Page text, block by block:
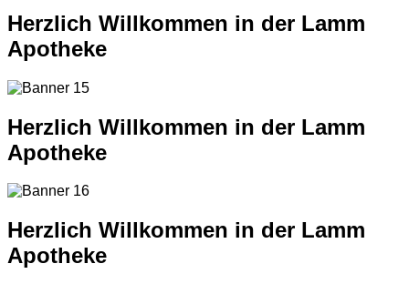
Herzlich Willkommen in der Lamm
Apotheke
Herzlich Willkommen in der Lamm
Apotheke
Herzlich Willkommen in der Lamm
Apotheke